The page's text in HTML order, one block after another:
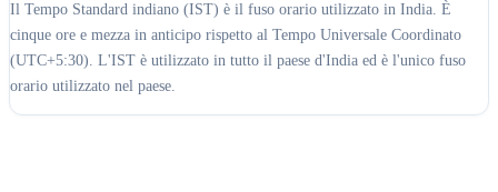
Il Tempo Standard indiano (IST) è il fuso orario utilizzato in India. È
cinque ore e mezza in anticipo rispetto al Tempo Universale Coordinato
(UTC+5:30). L'IST è utilizzato in tutto il paese d'India ed è l'unico fuso
orario utilizzato nel paese.